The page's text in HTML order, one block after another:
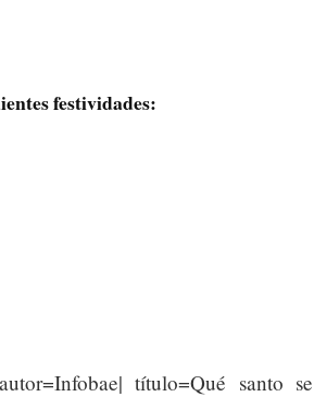
festividades:
título=Qué santo se